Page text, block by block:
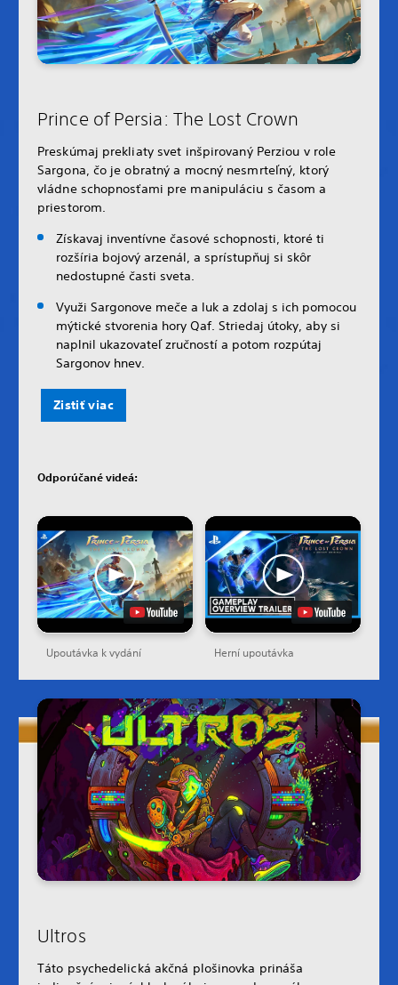
Prince of Persia: The Lost Crown
Preskúmaj prekliaty svet inšpirovaný Perziou v role
Sargona, čo je obratný a mocný nesmrteľný, ktorý
vládne schopnosťami pre manipuláciu s časom a
priestorom.
Získavaj inventívne časové schopnosti, ktoré ti
rozšíria bojový arzenál, a sprístupňuj si skôr
nedostupné časti sveta.
Využi Sargonove meče a luk a zdolaj s ich pomocou
mýtické stvorenia hory Qaf. Striedaj útoky, aby si
naplnil ukazovateľ zručností a potom rozpútaj
Sargonov hnev.
Zistiť viac
Odporúčané videá:
Upoutávka k vydání Herní upoutávka
Ultros
Táto psychedelická akčná plošinovka prináša